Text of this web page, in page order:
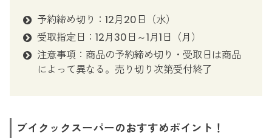
予約締め切り：12月20日（水）
受取指定日：12月30日～1月1日（月）
注意事項：商品の予約締め切り・受取日は商品
によって異なる。売り切り次第受付終了
ブイクックスーパーのおすすめポイント！